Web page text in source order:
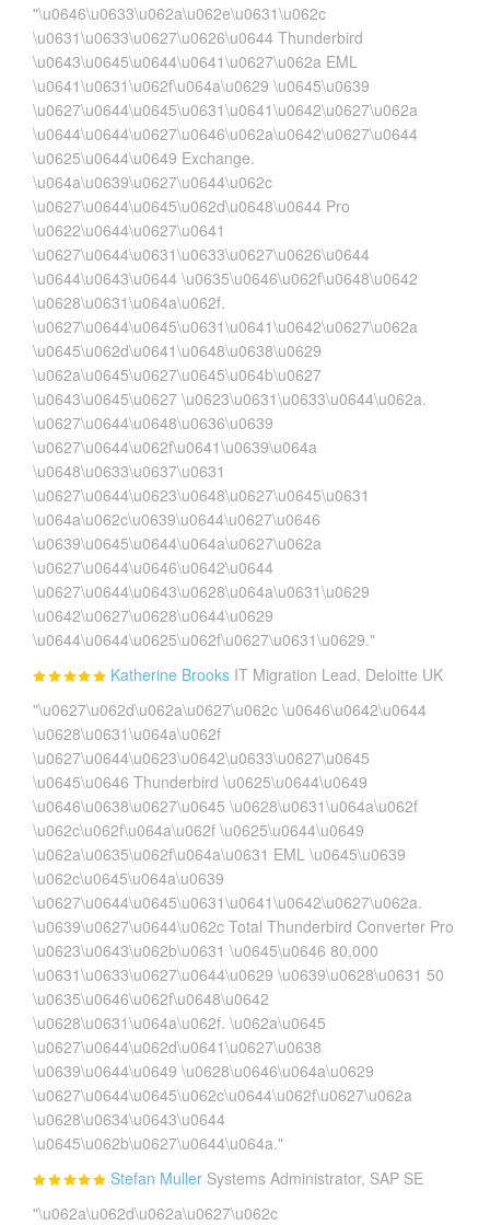
"\u0646\u0633\u062a\u062e\u0631\u062c
\u0631\u0633\u0627\u0626\u0644 Thunderbird
\u0643\u0645\u0644\u0641\u0627\u062a EML
\u0641\u0631\u062f\u064a\u0629 \u0645\u0639
\u0627\u0644\u0645\u0631\u0641\u0642\u0627\u062a
\u0644\u0644\u0627\u0646\u062a\u0642\u0627\u0644
\u0625\u0644\u0649 Exchange.
\u064a\u0639\u0627\u0644\u062c
\u0627\u0644\u0645\u062d\u0648\u0644 Pro
\u0622\u0644\u0627\u0641
\u0627\u0644\u0631\u0633\u0627\u0626\u0644
\u0644\u0643\u0644 \u0635\u0646\u062f\u0648\u0642
\u0628\u0631\u064a\u062f.
\u0627\u0644\u0645\u0631\u0641\u0642\u0627\u062a
\u0645\u062d\u0641\u0648\u0638\u0629
\u062a\u0645\u0627\u0645\u064b\u0627
\u0643\u0645\u0627 \u0623\u0631\u0633\u0644\u062a.
\u0627\u0644\u0648\u0636\u0639
\u0627\u0644\u062f\u0641\u0639\u064a
\u0648\u0633\u0637\u0631
\u0627\u0644\u0623\u0648\u0627\u0645\u0631
\u064a\u062c\u0639\u0644\u0627\u0646
\u0639\u0645\u0644\u064a\u0627\u062a
\u0627\u0644\u0646\u0642\u0644
\u0627\u0644\u0643\u0628\u064a\u0631\u0629
\u0642\u0627\u0628\u0644\u0629
\u0644\u0644\u0625\u062f\u0627\u0631\u0629."
Katherine Brooks IT Migration Lead, Deloitte UK
"\u0627\u062d\u062a\u0627\u062c \u0646\u0642\u0644
\u0628\u0631\u064a\u062f
\u0627\u0644\u0623\u0642\u0633\u0627\u0645
\u0645\u0646 Thunderbird \u0625\u0644\u0649
\u0646\u0638\u0627\u0645 \u0628\u0631\u064a\u062f
\u062c\u062f\u064a\u062f \u0625\u0644\u0649
\u062a\u0635\u062f\u064a\u0631 EML \u0645\u0639
\u062c\u0645\u064a\u0639
\u0627\u0644\u0645\u0631\u0641\u0642\u0627\u062a.
\u0639\u0627\u0644\u062c Total Thunderbird Converter Pro
\u0623\u0643\u062b\u0631 \u0645\u0646 80,000
\u0631\u0633\u0627\u0644\u0629 \u0639\u0628\u0631 50
\u0635\u0646\u062f\u0648\u0642
\u0628\u0631\u064a\u062f. \u062a\u0645
\u0627\u0644\u062d\u0641\u0627\u0638
\u0639\u0644\u0649 \u0628\u0646\u064a\u0629
\u0627\u0644\u0645\u062c\u0644\u062f\u0627\u062a
\u0628\u0634\u0643\u0644
\u0645\u062b\u0627\u0644\u064a."
Stefan Muller Systems Administrator, SAP SE
"\u062a\u062d\u062a\u0627\u062c